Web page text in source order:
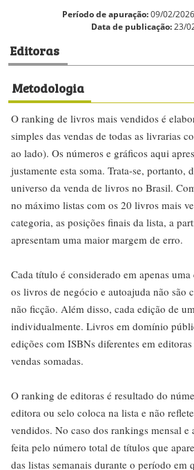
Período de apuração:09/02/
Data de publicação:23/
Editoras
Metodologia
O ranking de livros mais vendidos é
simples das vendas de todas as livrarias
ao lado). Os números e gráficos aqui
justamente esta soma. Trata-se, portanto,
universo da venda de livros no Brasil.
no máximo listas com os 20 livros mais
categoria, as posições finais da lista, a
apresentam uma maior margem de erro.
Cada título é considerado em apenas
os livros de negócio e autoajuda não são
não ficção. Além disso, cada edição de
individualmente. Livros em domínio
edições com ISBNs diferentes em
vendas somadas.
O ranking de editoras é resultado do
editora ou selo coloca na lista e não
vendidos. No caso dos rankings mensal e
feita pelo número total de títulos que
das listas semanais durante o período em